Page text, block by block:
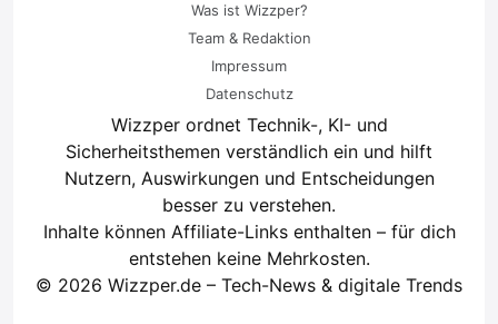
Was ist Wizzper?
Team & Redaktion
Impressum
Datenschutz
Wizzper ordnet Technik-, KI- und
Sicherheitsthemen verständlich ein und hilft
Nutzern, Auswirkungen und Entscheidungen
besser zu verstehen.
Inhalte können Affiliate-Links enthalten – für dich
entstehen keine Mehrkosten.
© 2026 Wizzper.de – Tech-News & digitale Trends